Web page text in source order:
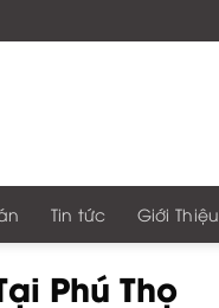
Tin tức Giới Thiệu
Phú Thọ